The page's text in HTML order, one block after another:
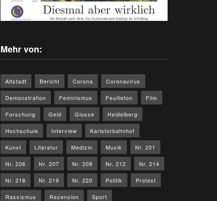
Mehr von:
Altstadt Bericht Corona Coronavirus
Demonstration Feminismus Feuilleton Film
Forschung Geld Glosse Heidelberg
Hochschule Interview Karlstorbahnhof
Kunst Literatur Medizin Musik Nr. 201
Nr. 206 Nr. 207 Nr. 208 Nr. 212 Nr. 214
Nr. 218 Nr. 219 Nr. 220 Politik Protest
Rassismus Rezension Sport